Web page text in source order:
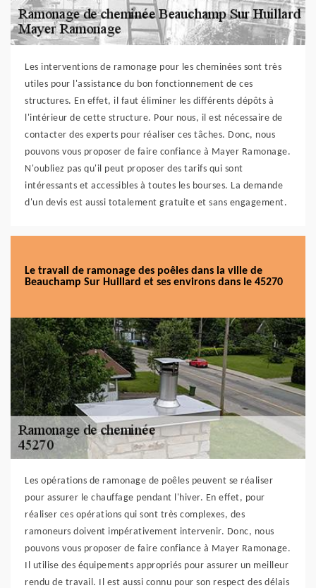
Les interventions de ramonage pour les cheminées sont très
utiles pour l'assistance du bon fonctionnement de ces
structures. En effet, il faut éliminer les différents dépôts à
l'intérieur de cette structure. Pour nous, il est nécessaire de
contacter des experts pour réaliser ces tâches. Donc, nous
pouvons vous proposer de faire confiance à Mayer Ramonage.
N'oubliez pas qu'il peut proposer des tarifs qui sont
intéressants et accessibles à toutes les bourses. La demande
d'un devis est aussi totalement gratuite et sans engagement.
Le travail de ramonage des poêles dans la ville de
Beauchamp Sur Huillard et ses environs dans le 45270
Les opérations de ramonage de poêles peuvent se réaliser
pour assurer le chauffage pendant l'hiver. En effet, pour
réaliser ces opérations qui sont très complexes, des
ramoneurs doivent impérativement intervenir. Donc, nous
pouvons vous proposer de faire confiance à Mayer Ramonage.
Il utilise des équipements appropriés pour assurer un meilleur
rendu de travail. Il est aussi connu pour son respect des délais